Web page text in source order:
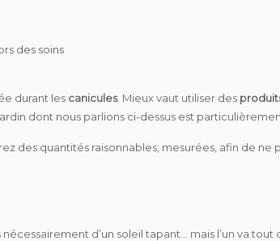
des soins
durant les canicules. Mieux vaut utiliser des
dont nous parlions ci-dessus est
des quantités raisonnables, mesurées, afin de
nécessairement d’un soleil tapant… mais l’un va